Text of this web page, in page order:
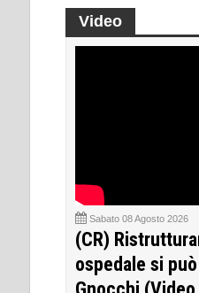
Video
Sabato 08 Agosto 2026
(CR)
ospedale si